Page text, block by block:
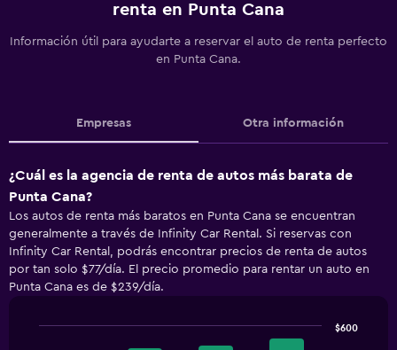
renta en Punta Cana
Información útil para ayudarte a reservar el auto de renta perfecto
en Punta Cana.
Empresas Otra información
¿Cuál es la agencia de renta de autos más barata de
Punta Cana?
Los autos de renta más baratos en Punta Cana se encuentran
generalmente a través de Infinity Car Rental. Si reservas con
Infinity Car Rental, podrás encontrar precios de renta de autos
por tan solo $77/día. El precio promedio para rentar un auto en
Punta Cana es de $239/día.
$600